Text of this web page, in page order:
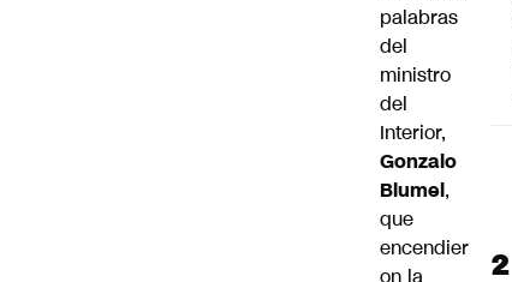
palabras
del
ministro
del
Interior,
Gonzalo
Blumel,
que
encendier